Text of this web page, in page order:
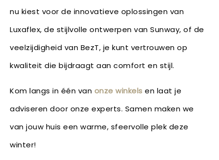
nu kiest voor de innovatieve oplossingen van
Luxaflex, de stijlvolle ontwerpen van Sunway, of de
veelzijdigheid van BezT, je kunt vertrouwen op
kwaliteit die bijdraagt aan comfort en stijl.
Kom langs in één van onze winkels en laat je
adviseren door onze experts. Samen maken we
van jouw huis een warme, sfeervolle plek deze
winter!